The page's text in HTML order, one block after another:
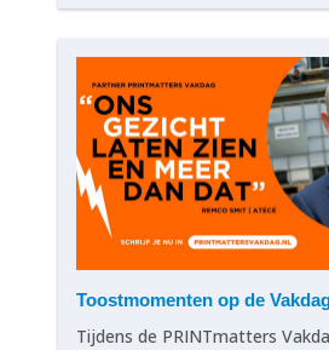
Toostmomenten op de
Tijdens de PRINTmatters